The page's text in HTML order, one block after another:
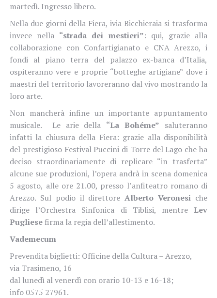
martedì. Ingresso libero.
Nella due giorni della Fiera, ivia Bicchieraia si trasforma
invece nella “strada dei mestieri”: qui, grazie alla
collaborazione con Confartigianato e CNA Arezzo, i
fondi al piano terra del palazzo ex-banca d’Italia,
ospiteranno vere e proprie “botteghe artigiane” dove i
maestri del territorio lavoreranno dal vivo mostrando la
loro arte.
Non mancherà infine un importante appuntamento
musicale.
Le arie della “La Bohéme” saluteranno
infatti la chiusura della Fiera: grazie alla disponibilità
del prestigioso Festival Puccini di Torre del Lago che ha
deciso straordinariamente di replicare “in trasferta”
alcune sue produzioni, l’opera andrà in scena domenica
5 agosto, alle ore 21.00, presso l’anfiteatro romano di
Arezzo. Sul podio il direttoreAlberto Veronesi che
dirige l’Orchestra Sinfonica di Tiblisi, mentre Lev
Pugliesefirma la regia dell’allestimento.
Vademecum
Prevendita biglietti: Officine della Cultura – Arezzo,
via Trasimeno, 16
dal lunedì al venerdì con orario 10-13 e 16-18;
info 0575 27961.